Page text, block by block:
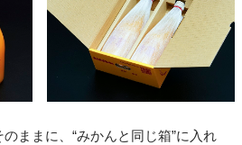
ままに、“みかんと同じ箱”に入れ